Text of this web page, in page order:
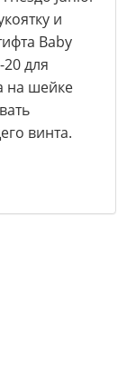
и
Baby
для
на шейке
винта.